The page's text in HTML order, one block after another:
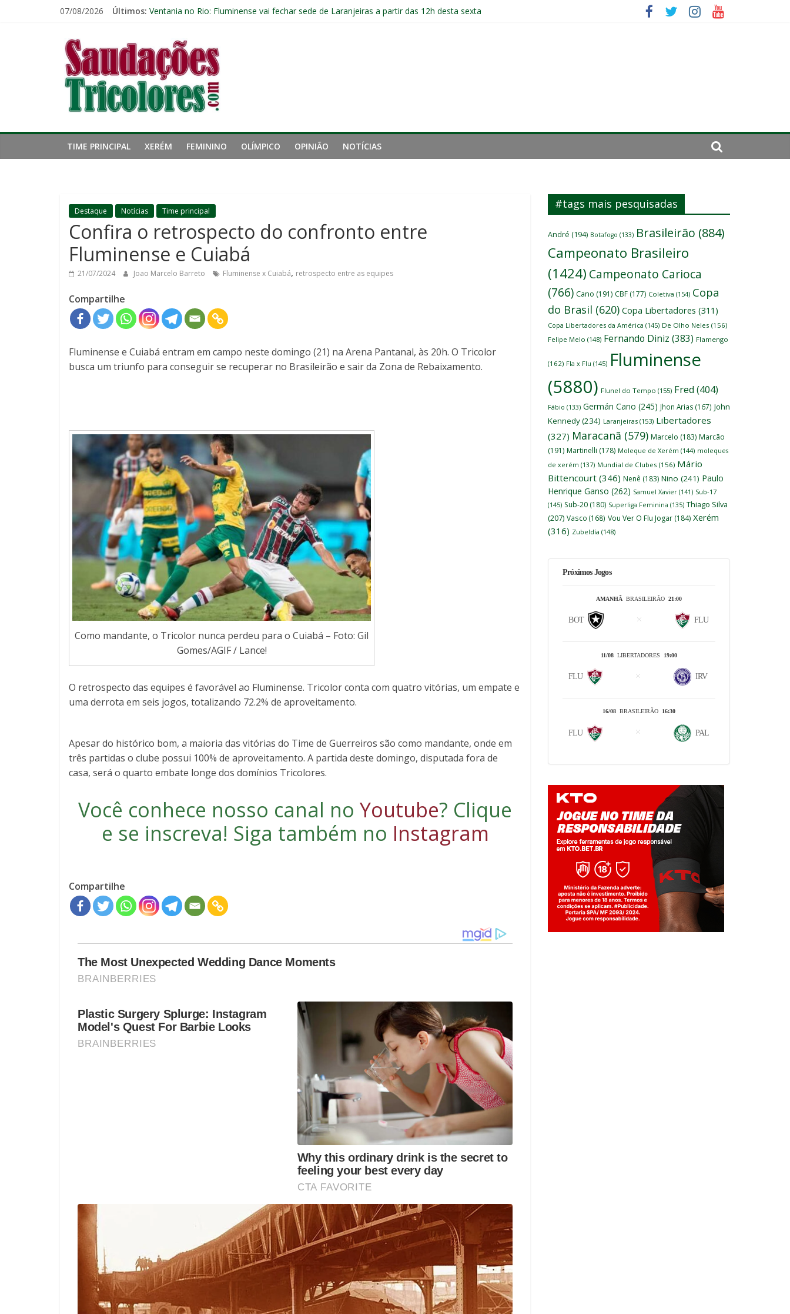
07/08/2026 Últimos: Ventania no Rio: Fluminense vai fechar sede de Laranjeiras a partir das 12h desta sexta
Freguesia: Vasco é o time que mais derrotou o Fluminense de Zubeldía
Kauã Elias desperta interesse de gigantes da Inglaterra; Fluminense possui 10% dos direitos econômicos do atacante
Saudações
Tricolores
TIME PRINCIPAL XERÉM FEMININO OLÍMPICO OPINIÃO NOTÍCIAS
Destaque Notícias Time principal
Confira o retrospecto do confronto entre
Fluminense e Cuiabá
21/07/2024 Joao Marcelo Barreto Fluminense x Cuiabá, retrospecto entre as equipes
Compartilhe
Fluminense e Cuiabá entram em campo neste domingo (21) na Arena Pantanal, às 20h. O Tricolor
busca um triunfo para conseguir se recuperar no Brasileirão e sair da Zona de Rebaixamento.
Como mandante, o Tricolor nunca perdeu para o Cuiabá – Foto: Gil
Gomes/AGIF / Lance!
O retrospecto das equipes é favorável ao Fluminense. Tricolor conta com quatro vitórias, um empate e
uma derrota em seis jogos, totalizando 72.2% de aproveitamento.
Apesar do histórico bom, a maioria das vitórias do Time de Guerreiros são como mandante, onde em
três partidas o clube possui 100% de aproveitamento. A partida deste domingo, disputada fora de
casa, será o quarto embate longe dos domínios Tricolores.
Você conhece nosso canal no Youtube? Clique
e se inscreva! Siga também no Instagram
Compartilhe
#tags mais pesquisadas
André (194) Botafogo (133) Brasileirão (884)
Campeonato Brasileiro
(1424) Campeonato Carioca
(766) Cano (191) CBF (177) Coletiva (154) Copa
do Brasil (620) Copa Libertadores (311)
Copa Libertadores da América (145) De Olho Neles (156)
Felipe Melo (148) Fernando Diniz (383) Flamengo
(162) Fla x Flu (145) Fluminense
(5880) Flunel do Tempo (155) Fred (404)
Fábio (133) Germán Cano (245) Jhon Arias (167) John
Kennedy(234) Laranjeiras (153) Libertadores
(327) Maracanã (579) Marcelo (183) Marcão
(191) Martinelli (178) Moleque de Xerém (144) moleques
de xerém (137) Mundial de Clubes (156) Mário
Bittencourt (346) Nenê (183) Nino (241) Paulo
Henrique Ganso (262) Samuel Xavier (141) Sub-17
(145) Sub-20 (180) Superliga Feminina (135) Thiago Silva
(207) Vasco (168) Vou Ver O Flu Jogar (184) Xerém
(316) Zubeldía (148)
Próximos Jogos
AMANHÃ BRASILEIRÃO 21:00
BOT FLU
11/08 LIBERTADORES 19:00
FLU IRV
16/08 BRASILEIRÃO 16:30
FLU PAL
Jogue com responsabilidade. 18+